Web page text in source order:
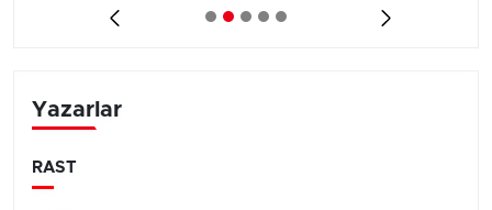
Yazarlar
RAST